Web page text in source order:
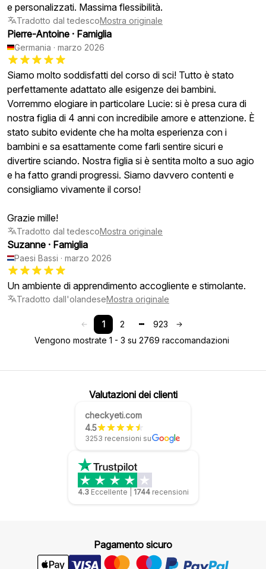
e personalizzati. Massima flessibilità.
Tradotto dal tedescoMostra originale
Pierre-Antoine · Famiglia
Germania · marzo 2026
Siamo molto soddisfatti del corso di sci! Tutto è stato
perfettamente adattato alle esigenze dei bambini.
Vorremmo elogiare in particolare Lucie: si è presa cura di
nostra figlia di 4 anni con incredibile amore e attenzione. È
stato subito evidente che ha molta esperienza con i
bambini e sa esattamente come farli sentire sicuri e
divertire sciando. Nostra figlia si è sentita molto a suo agio
e ha fatto grandi progressi. Siamo davvero contenti e
consigliamo vivamente il corso!
Grazie mille!
Tradotto dal tedescoMostra originale
Suzanne · Famiglia
Paesi Bassi · marzo 2026
Un ambiente di apprendimento accogliente e stimolante.
Tradotto dall'olandeseMostra originale
1 2
923
Vengono mostrate 1 - 3 su 2769 raccomandazioni
Valutazioni dei clienti
checkyeti.com
4.5
3253 recensioni su
4.3 Eccellente 1744 recensioni
Pagamento sicuro